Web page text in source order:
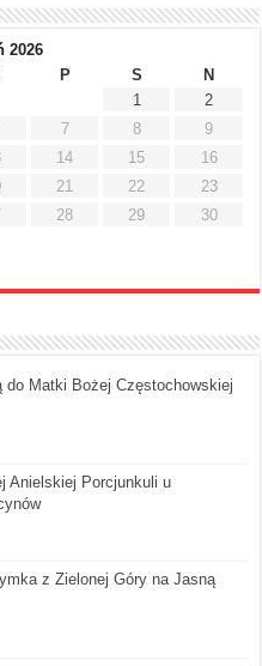
2026
P S
N
1
2
7 8
9
14 15
16
21 22
23
28 29
30
do Matki Bożej Częstochowskiej
Anielskiej Porcjunkuli u
z Zielonej Góry na Jasną